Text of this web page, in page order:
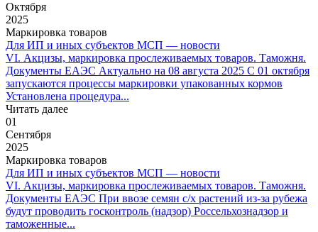
Октября
2025
Маркировка товаров
Для ИП и иных субъектов МСП — новости
VI. Акцизы, маркировка прослеживаемых товаров. Таможня.
Документы ЕАЭС Актуально на 08 августа 2025 С 01 октября
запускаются процессы маркировки упакованных кормов
Установлена процедура...
Читать далее
01
Сентября
2025
Маркировка товаров
Для ИП и иных субъектов МСП — новости
VI. Акцизы, маркировка прослеживаемых товаров. Таможня.
Документы ЕАЭС При ввозе семян с/х растений из-за рубежа
будут проводить госконтроль (надзор) Россельхознадзор и
таможенные...